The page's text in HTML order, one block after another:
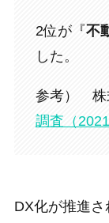
2位が『不
した。
参考） 株
調査（2021
DX化が推進